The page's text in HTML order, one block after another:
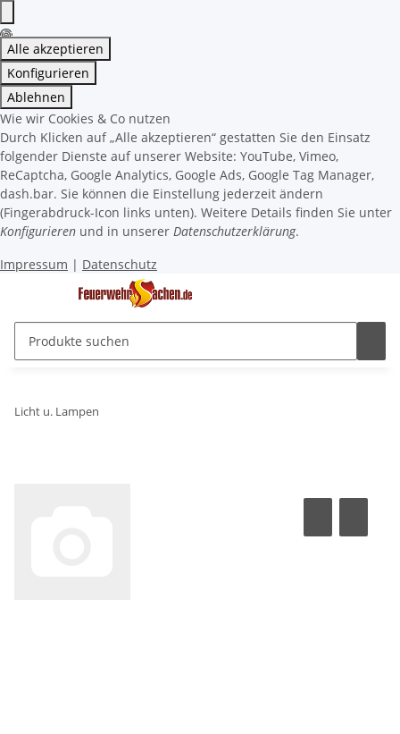
Alle akzeptieren
Konfigurieren
Ablehnen
Wie wir Cookies & Co nutzen
Durch Klicken auf „Alle akzeptieren“ gestatten Sie den Einsatz
folgender Dienste auf unserer Website: YouTube, Vimeo,
ReCaptcha, Google Analytics, Google Ads, Google Tag Manager,
dash.bar. Sie können die Einstellung jederzeit ändern
(Fingerabdruck-Icon links unten). Weitere Details finden Sie unter
Konfigurieren und in unserer Datenschutzerklärung.
Impressum | Datenschutz
Licht u. Lampen